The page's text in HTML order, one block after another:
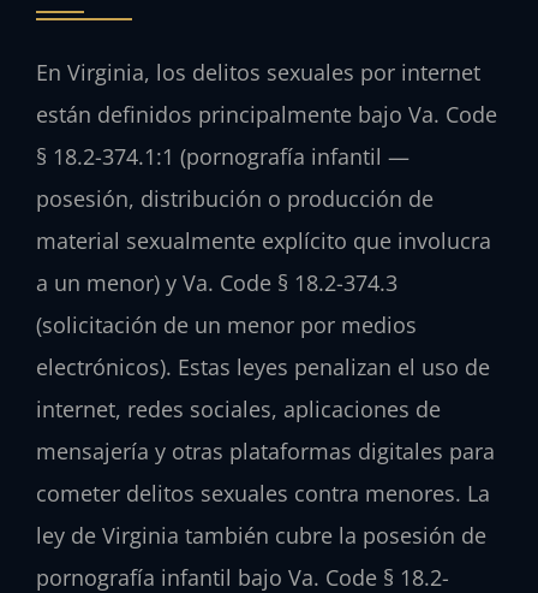
En Virginia, los delitos sexuales por internet
están definidos principalmente bajo Va. Code
§ 18.2-374.1:1 (pornografía infantil —
posesión, distribución o producción de
material sexualmente explícito que involucra
a un menor) y Va. Code § 18.2-374.3
(solicitación de un menor por medios
electrónicos). Estas leyes penalizan el uso de
internet, redes sociales, aplicaciones de
mensajería y otras plataformas digitales para
cometer delitos sexuales contra menores. La
ley de Virginia también cubre la posesión de
pornografía infantil bajo Va. Code § 18.2-